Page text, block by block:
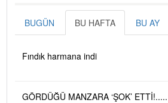
BUGÜN BU HAFTA BU AY
Fındık harmana indi
GÖRDÜĞÜ MANZARA ‘ŞOK’ ETTİ!.....